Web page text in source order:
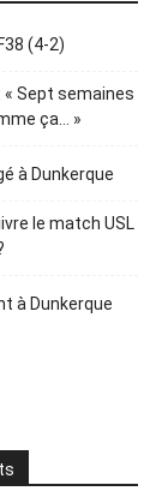
(4-2)
« Sept semaines
ça… »
à Dunkerque
le match USL
à Dunkerque